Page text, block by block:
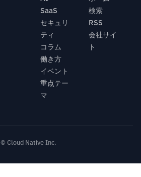
SaaS
セキュリ
ティ
コラム
働き方
イベント
重点テー
マ
検索
RSS
会社サイ
ト
© Cloud Native Inc.